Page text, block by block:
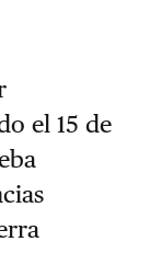
el 15 de